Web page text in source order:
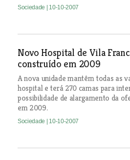
Sociedade | 10-10-2007
Novo Hospital de Vila
construído em 2009
A nova unidade mantêm todas as
hospital e terá 270 camas para
possibilidade de alargamento da
em 2009.
Sociedade | 10-10-2007